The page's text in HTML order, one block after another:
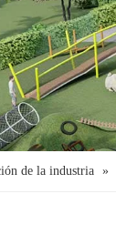
de la industria »